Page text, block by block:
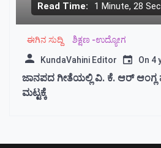
Read Time: 1 Minute, 28
ಈಗಿನ ಸುದ್ದಿ ಶಿಕ್ಷಣ -ಉದ್ಯೋಗ
KundaVahini Editor On 4
ಜಾನಪದ ಗೀತೆಯಲ್ಲಿ ವಿ. ಕೆ. ಆರ್ ಆಂಗ್ಲ
ಮಟ್ಟಕ್ಕೆ